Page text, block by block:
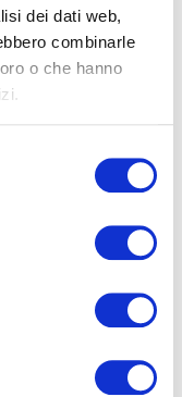
dei dati web,
combinarle
o che hanno
di Torino (foto GCPP)